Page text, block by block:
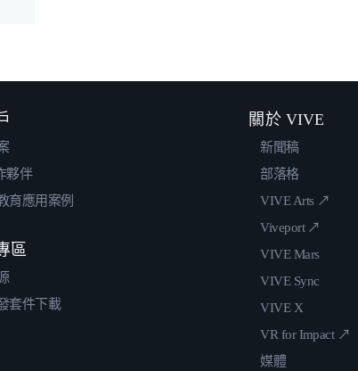
夥伴
育應用案例
區
套件下載
關於 VIVE
新聞稿
部落格
VIVE Arts ↗
Viveport ↗
VIVE Mars
VIVE Sync
VIVE X
VR for Impact ↗
媒體